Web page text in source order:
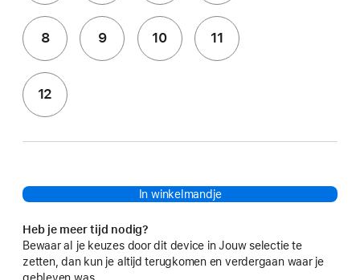
8 9 10 11
12
In winkelmandje
Heb je meer tijd nodig?
Bewaar al je keuzes door dit device in Jouw selectie te
zetten, dan kun je altijd terugkomen en verdergaan waar je
gebleven was.